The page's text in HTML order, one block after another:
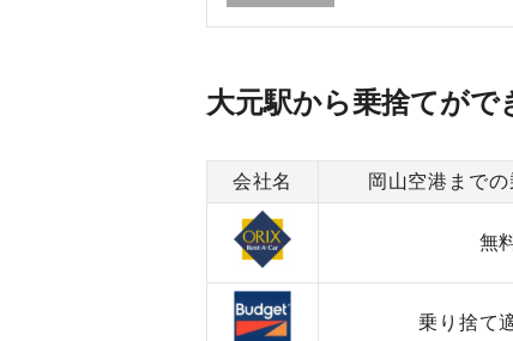
大元駅から乗捨てが
会社名 岡山空港まで
無
乗り捨て